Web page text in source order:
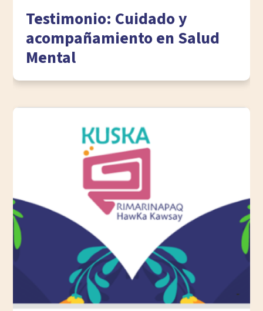
Testimonio: Cuidado y
acompañamiento en Salud
Mental